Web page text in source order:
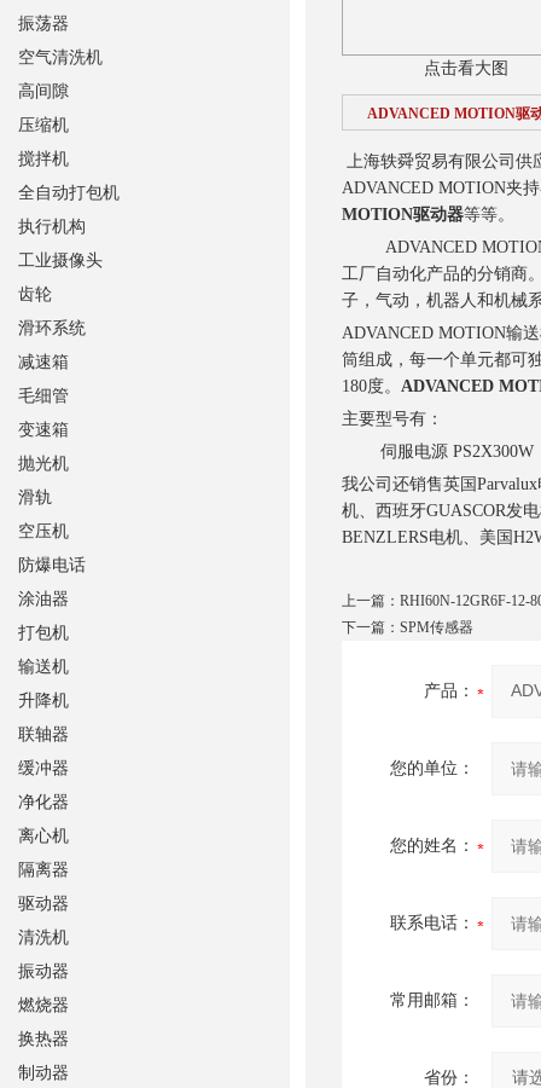
点击看大图
ADVANCED MOTION驱
上海轶舜贸易有限公司供
ADVANCED MOTION夹
MOTION驱动器等等。
ADVANCED MOTION
工厂自动化产品的分销商
子，气动，机器人和机械
ADVANCED MOTION输
筒组成，每一个单元都可
180度。 ADVANCED
主要型号有：
伺服电源 PS2X300W
我公司还销售英国
机、西班牙GUASCOR发
BENZLERS电机、美国
上一篇： RHI60N-12GR6F-12-
下一篇： SPM传感器
产品：
您的单位：
您的姓名：
联系电话：
常用邮箱：
省份：
振荡器
空气清洗机
高间隙
压缩机
搅拌机
全自动打包机
执行机构
工业摄像头
齿轮
滑环系统
减速箱
毛细管
变速箱
抛光机
滑轨
空压机
防爆电话
涂油器
打包机
输送机
升降机
联轴器
缓冲器
净化器
离心机
隔离器
驱动器
清洗机
振动器
燃烧器
换热器
制动器